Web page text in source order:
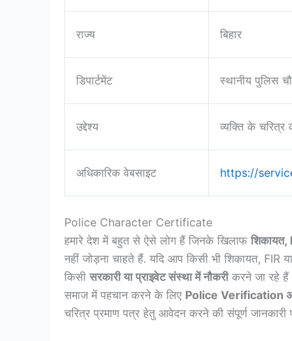
राज्य बिहार
डिपार्टमेंट स्थानीय पुलिस
उद्देश्य व्यक्ति के चरित्र
अधिकारिक वेबसाइट https://
Police Character Certificate
हमारे देश में बहुत से ऐसे लोग हैं जिनके खिलाफ
नहीं जोड़ना चाहते हैं. यदि आप किसी भी शिकायत,
किसी सरकारी या प्राइवेट संस्था में नौकरीकरने जा रहे हैं
समाज में पहचान करने के लिए Police Verification
चरित्र प्रमाण पत्र हेतु आवेदन करने की संपूर्ण जानकारी